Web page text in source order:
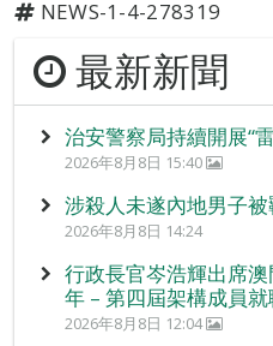
NEWS-1-4-278319
最新新聞
治安警察局持續開展“
2026年8月8日 15:40
涉殺人未遂內地男子被
2026年8月8日 14:24
行政長官岑浩輝出席
年 – 第四屆架構成員就
2026年8月8日 12:04